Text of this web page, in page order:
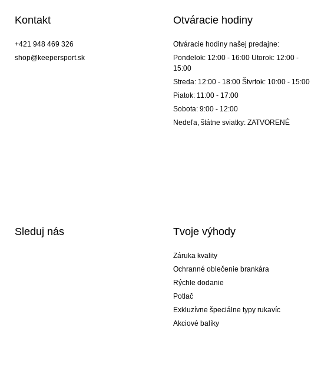
Kontakt
+421 948 469 326
shop@keepersport.sk
Otváracie hodiny
Otváracie hodiny našej predajne:
Pondelok: 12:00 - 16:00 Utorok: 12:00 -
15:00
Streda: 12:00 - 18:00 Štvrtok: 10:00 - 15:00
Piatok: 11:00 - 17:00
Sobota: 9:00 - 12:00
Nedeľa, štátne sviatky: ZATVORENÉ
Sleduj nás Tvoje výhody
Záruka kvality
Ochranné oblečenie brankára
Rýchle dodanie
Potlač
Exkluzívne špeciálne typy rukavíc
Akciové balíky